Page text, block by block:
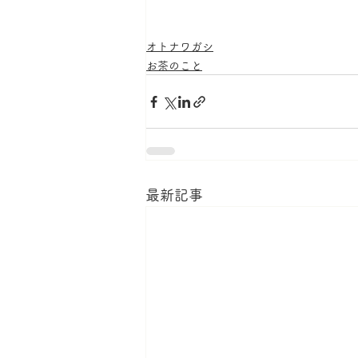
オトナワガシ
お茶のこと
最新記事